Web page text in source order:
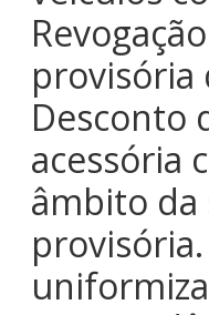
provisória
Desconto
acessória
âmbito da